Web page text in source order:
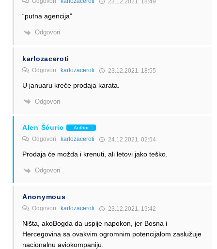
23.12.2021. 18:49
“putna agencija”
Odgovori
karlozaceroti
Odgovori karlozaceroti 23.12.2021. 18:55
U januaru kreće prodaja karata.
Odgovori
Alen Šćuric Author
Odgovori karlozaceroti 24.12.2021. 02:54
Prodaja će možda i krenuti, ali letovi jako teško.
Odgovori
Anonymous
Odgovori karlozaceroti 23.12.2021. 19:42
Ništa, akoBogda da uspije napokon, jer Bosna i
Hercegovina sa ovakvim ogromnim potencijalom zaslužuje
nacionalnu aviokompaniju.